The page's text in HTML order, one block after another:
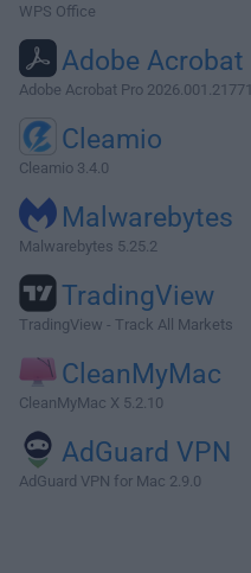
WPS Office
Adobe Acrobat
Adobe Acrobat Pro 2026.001.21771
Cleamio
Cleamio 3.4.0
Malwarebytes
Malwarebytes 5.25.2
TradingView
TradingView - Track All Markets
CleanMyMac
CleanMyMac X 5.2.10
AdGuard VPN
AdGuard VPN for Mac 2.9.0